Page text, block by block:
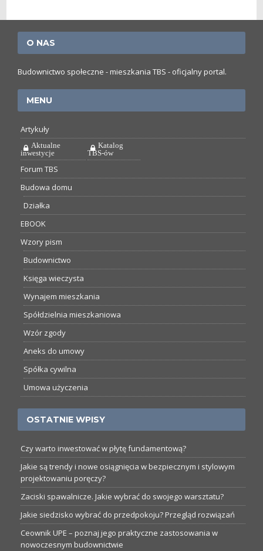
O NAS
Budownictwo społeczne - mieszkania TBS - oficjalny portal.
MENU
Artykuły
Aktualne
inwestycje
Katalog
TBS-ów
Forum TBS
Budowa domu
Działka
EBOOK
Wzory pism
Budownictwo
Księga wieczysta
Wynajem mieszkania
Spółdzielnia mieszkaniowa
Wzór zgody
Aneks do umowy
Spółka cywilna
Umowa użyczenia
OSTATNIE WPISY
Czy warto inwestować w płytę fundamentową?
Jakie są trendy i nowe osiągnięcia w bezpiecznym i stylowym
projektowaniu poręczy?
Zaciski spawalnicze. Jakie wybrać do swojego warsztatu?
Jakie siedzisko wybrać do przedpokoju? Przegląd rozwiązań
Ceownik UPE – poznaj jego praktyczne zastosowania w
nowoczesnym budownictwie